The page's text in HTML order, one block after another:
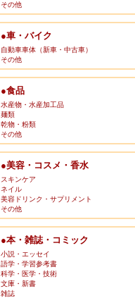
その他
●車・バイク
自動車車体（新車・中古車）
その他
●食品
水産物・水産加工品
麺類
乾物・粉類
その他
●美容・コスメ・香水
スキンケア
ネイル
美容ドリンク・サプリメント
その他
●本・雑誌・コミック
小説・エッセイ
語学・学習参考書
科学・医学・技術
文庫・新書
雑誌